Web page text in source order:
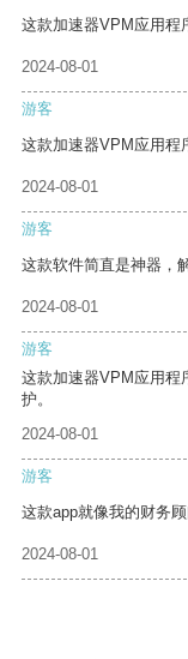
这款加速器VPM应用程
2024-08-01
游客
这款加速器VPM应用程
2024-08-01
游客
这款软件简直是神器，
2024-08-01
游客
这款加速器VPM应用程
护。
2024-08-01
游客
这款app就像我的财务
2024-08-01